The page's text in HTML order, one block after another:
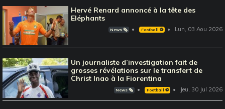
Hervé Renard annoncé à la tête des
Eléphants
News 🗞️ Football ⚽️ Lun, 03 Aou 2026
Un journaliste d’investigation fait de
grosses révélations sur le transfert de
Christ Inao à la Fiorentina
News 🗞️ Football ⚽️ Jeu, 30 Jul 2026